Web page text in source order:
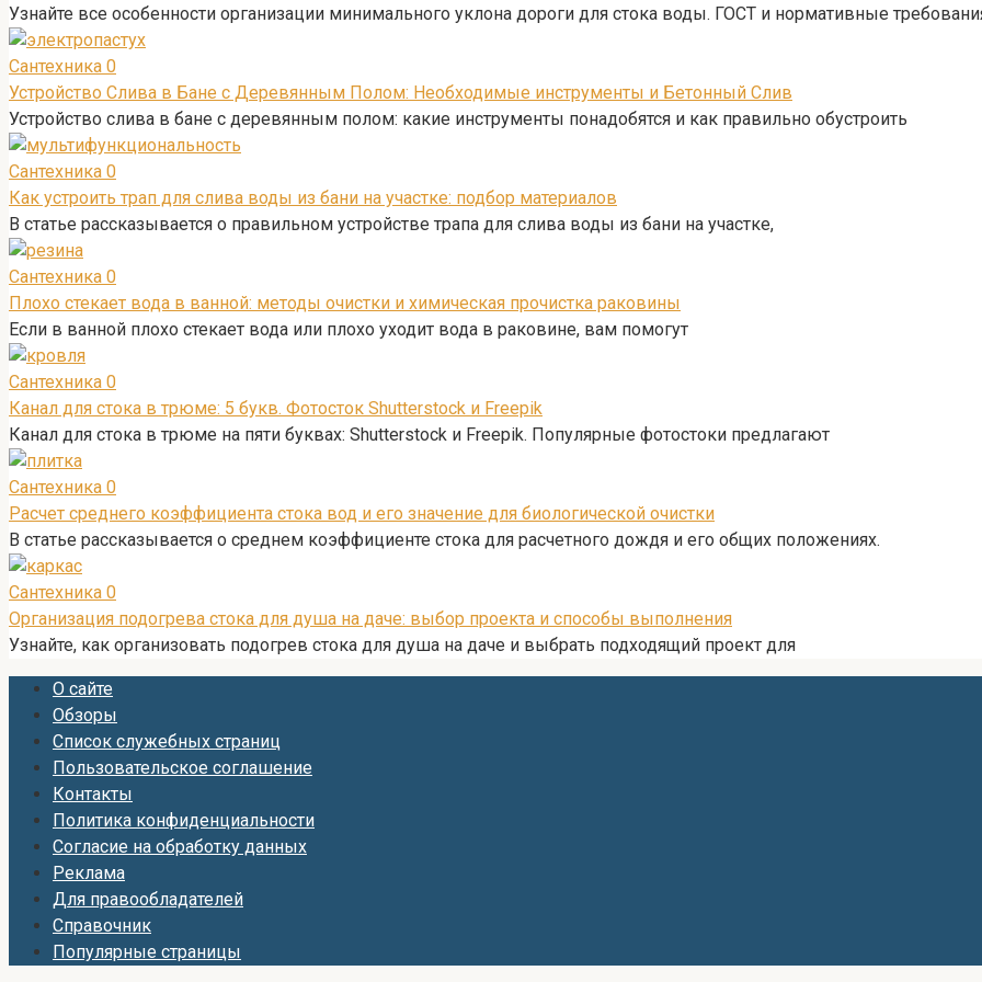
Узнайте все особенности организации минимального уклона дороги для стока воды. ГОСТ и нормативные
Сантехника 0
Устройство Слива в Бане с Деревянным Полом: Необходимые инструменты и Бетонный Слив
Устройство слива в бане с деревянным полом: какие инструменты понадобятся и как правильно обустроить
Сантехника 0
Как устроить трап для слива воды из бани на участке: подбор материалов
В статье рассказывается о правильном устройстве трапа для слива воды из бани на участке,
Сантехника 0
Плохо стекает вода в ванной: методы очистки и химическая прочистка раковины
Если в ванной плохо стекает вода или плохо уходит вода в раковине, вам помогут
Сантехника 0
Канал для стока в трюме: 5 букв. Фотосток Shutterstock и Freepik
Канал для стока в трюме на пяти буквах: Shutterstock и Freepik. Популярные фотостоки предлагают
Сантехника 0
Расчет среднего коэффициента стока вод и его значение для биологической очистки
В статье рассказывается о среднем коэффициенте стока для расчетного дождя и его общих положениях.
Сантехника 0
Организация подогрева стока для душа на даче: выбор проекта и способы выполнения
Узнайте, как организовать подогрев стока для душа на даче и выбрать подходящий проект для
О сайте
Обзоры
Список служебных страниц
Пользовательское соглашение
Контакты
Политика конфиденциальности
Согласие на обработку данных
Реклама
Для правообладателей
Справочник
Популярные страницы